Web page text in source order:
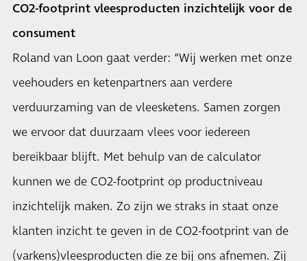
CO2-footprint vleesproducten inzichtelijk voor de
consument
Roland van Loon gaat verder: “Wij werken met onze
veehouders en ketenpartners aan verdere
verduurzaming van de vleesketens. Samen zorgen
we ervoor dat duurzaam vlees voor iedereen
bereikbaar blijft. Met behulp van de calculator
kunnen we de CO2-footprint op productniveau
inzichtelijk maken. Zo zijn we straks in staat onze
klanten inzicht te geven in de CO2-footprint van de
(varkens)vleesproducten die ze bij ons afnemen. Zij